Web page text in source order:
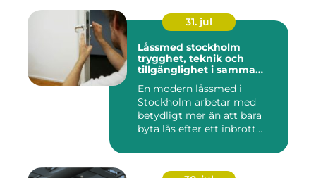
31. jul
Låssmed stockholm
trygghet, teknik och
tillgänglighet i samma
En modern låssmed i
Stockholm arbetar med
betydligt mer än att bara
byta lås efter ett inbrott